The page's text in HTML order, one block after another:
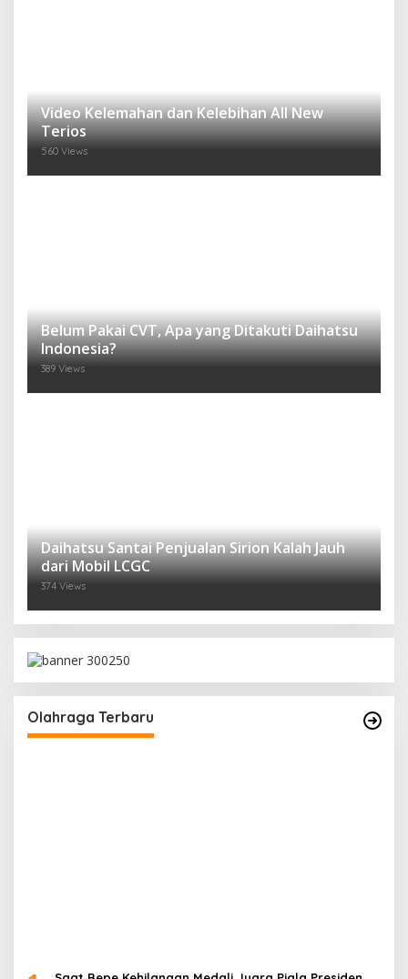
Video Kelemahan dan Kelebihan All New
Terios
560 Views
Belum Pakai CVT, Apa yang Ditakuti Daihatsu
Indonesia?
389 Views
Daihatsu Santai Penjualan Sirion Kalah Jauh
dari Mobil LCGC
374 Views
Olahraga Terbaru